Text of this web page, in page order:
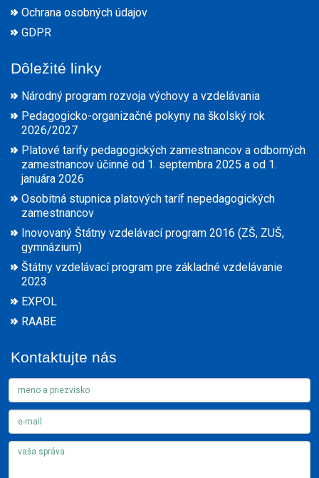
Ochrana osobných údajov
GDPR
Dôležité linky
Národný program rozvoja výchovy a vzdelávania
Pedagogicko-organizačné pokyny na školský rok
2026/2027
Platové tarify pedagogických zamestnancov a odborných
zamestnancov účinné od 1. septembra 2025 a od 1.
januára 2026
Osobitná stupnica platových taríf nepedagogických
zamestnancov
Inovovaný Štátny vzdelávací program 2016 (ZŠ, ZUŠ,
gymnázium)
Štátny vzdelávací program pre základné vzdelávanie
2023
EXPOL
RAABE
Kontaktujte nás